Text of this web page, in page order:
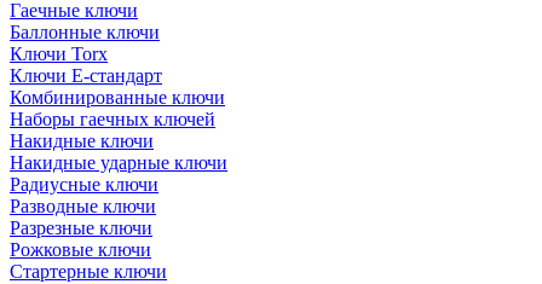
Гаечные ключи
Баллонные ключи
Ключи Torx
Ключи Е-стандарт
Комбинированные ключи
Наборы гаечных ключей
Накидные ключи
Накидные ударные ключи
Радиусные ключи
Разводные ключи
Разрезные ключи
Рожковые ключи
Стартерные ключи